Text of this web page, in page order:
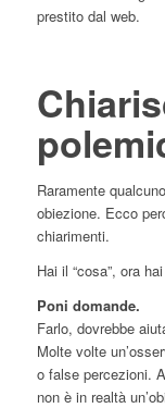
prestito dal web.
Raramente
obiezione. Ecco
chiarimenti.
Hai il “cosa”, ora
Poni domande.
Farlo, dovrebbe
Molte volte
o false percezioni.
non è in realtà